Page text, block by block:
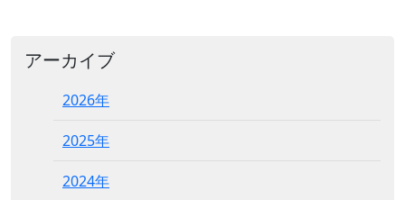
アーカイブ
2026年
2025年
2024年